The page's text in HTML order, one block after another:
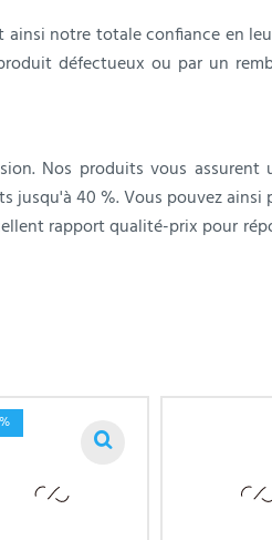
ainsi notre totale confiance en
défectueux ou par un
Nos produits vous assurent
40 %. Vous pouvez ainsi
rapport qualité-prix pour